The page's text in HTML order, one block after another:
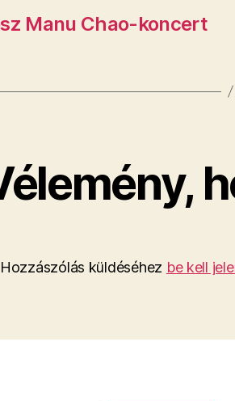
Manu Chao-koncert
Hozzászólás küldéséhez be kell